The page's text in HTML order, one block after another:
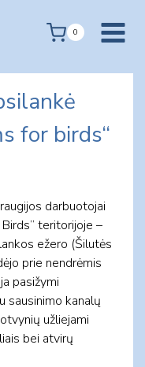
0
for birds“
darbuotojai
teritorijoje –
ežero (Šilutės
prie nendrėmis
pasižymi
sausinimo kanalų
užliejami
bei atvirų